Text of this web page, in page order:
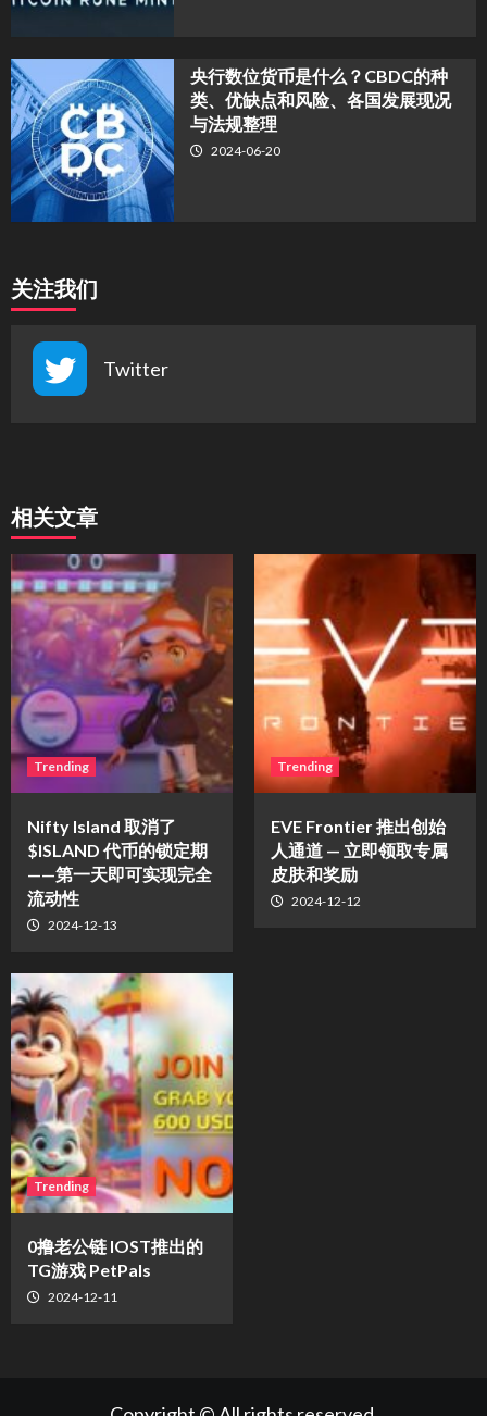
央行数位货币是什么？CBDC的种
类、优缺点和风险、各国发展现况
与法规整理
2024-06-20
关注我们
Twitter
相关文章
Trending
Nifty Island 取消了
$ISLAND 代币的锁定期
——第一天即可实现完全
流动性
2024-12-13
Trending
EVE Frontier 推出创始
人通道 — 立即领取专属
皮肤和奖励
2024-12-12
Trending
0撸老公链 IOST推出的
TG游戏 PetPals
2024-12-11